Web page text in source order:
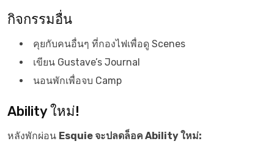
กิจกรรมอื่น
คุยกับคนอื่นๆ ที่กองไฟเพื่อดู Scenes
เขียน Gustave’s Journal
นอนพักเพื่อจบ Camp
Ability ใหม่!
หลังพักผ่อน Esquie จะปลดล็อค Ability ใหม่: